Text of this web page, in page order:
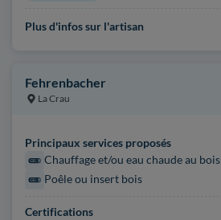
Plus d'infos sur l'artisan
Fehrenbacher
La Crau
Principaux services proposés
Chauffage et/ou eau chaude au bois
Poêle ou insert bois
Certifications